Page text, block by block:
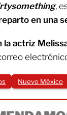
,
en una
la actriz
Nuevo México